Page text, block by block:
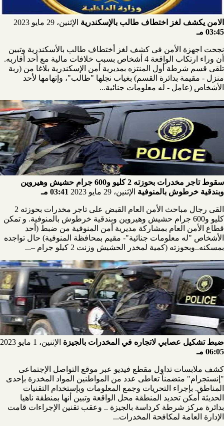
الامن يكشف لغز اختطاف طالب بالإسكندرية الإثنين، 29 مايو 2023
03:45 مـ
نجحت اجهزة الأمن فى كشف لغز أختطاف طالب بالأسكندرية وتبين
أن وراء ارتكاب الواقعة 4 أشخاص بسبب خلافات مالية مع أحد أقاربه.
تلقى قسم شرطة أول المنتزه بمديرية أمن الإسكندرية بلاغا من (ربة
منزل - مقيمة بدائرة القسم) بغياب نجلها "طالب"، وإتهامها لأحد
الأشخاص (عامل - له معلومات جنائية...
سقوط تاجر مخدرات بحوزته 2 كليو و600 جرام حشيش وهيروين
وبندقية خرطوش بالمنوفية الإثنين، 29 مايو 2023 03:41 مـ
القى رجال مباحث الأمن العام القبض على تاجر مخدرات بحوزته 2
كليو و600 جرام حشيش وهيروين وبندقية خرطوش بالمنوفية. و تمكن
قطاع الأمن العام بمشاركة مديرية أمن المنوفية من ضبط (أحد
الأشخاص "له معلومات جنائية"- مقيم بمحافظة المنوفية) حال تواجده
بمسكنه..وبحوزته (كمية لمخدر الحشيش وزنت 2 كيلو جرام –...
ضبط تشكيل عصابي لاتجاره في المخدرات بالجيزة الإثنين، 1 مايو 2023
06:05 مـ
كشف ملابسات تداول مقطع فيديو عبر موقع التواصل الإجتماعى
"إنستجرام" متضمناً تعاطى عدد من المواطنين المواد المخدرة بإحدى
المناطق. بإجراء التحريات وجمع المعلومات وبإستخدام التقنيات
الحديثة أمكن تحديد المنطقة محل الواقعة وتبين أنها بمنطقة ناهيا
بدائرة مركز شرطة كرداسة بالجيزة .. وعقب تقنين الإجراءات قامت
الإدارة العامة لمكافحة المخدرات...